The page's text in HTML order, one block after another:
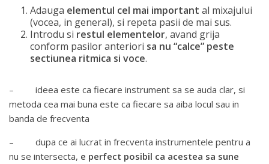
Adauga elementul cel mai important al mixajului
(vocea, in general), si repeta pasii de mai sus.
Introdu si restul elementelor, avand grija
conform pasilor anteriori sa nu “calce” peste
sectiunea ritmica si voce.
– ideea este ca fiecare instrument sa se auda clar, si
metoda cea mai buna este ca fiecare sa aiba locul sau in
banda de frecventa
– dupa ce ai lucrat in frecventa instrumentele pentru a
nu se intersecta, e perfect posibil ca acestea sa sune